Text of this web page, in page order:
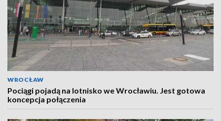
WROCŁAW
Pociągi pojadą na lotnisko we Wrocławiu. Jest gotowa
koncepcja połączenia